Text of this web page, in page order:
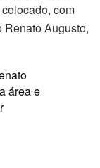
com
Renato Augusto,
área e